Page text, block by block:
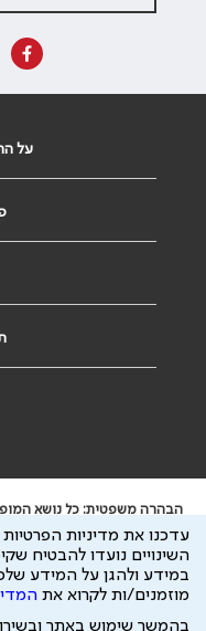
על
הבהרה משפטית: כל נושא
ייעוץ רפואי או משפטי. אין
ידוע לי שהר"י אוספת ושומרת
להיות מועבר לצדדים
עדכנו את מדיניות
השינויים נועדו להבטיח
במידע ולהגן על המידע
מוזמנים/ות לקרוא את
בהמשך שימוש באתר